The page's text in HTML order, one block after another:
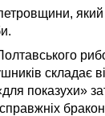
який
складає
показухи»
справжніх